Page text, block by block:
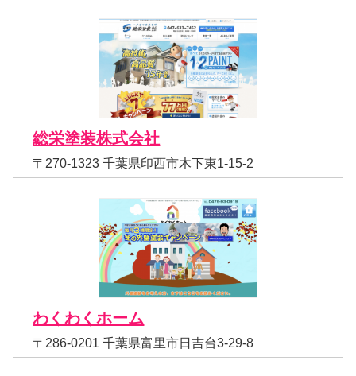
総栄塗装株式会社
〒270-1323 千葉県印西市木下東1-15-2
わくわくホーム
〒286-0201 千葉県富里市日吉台3-29-8